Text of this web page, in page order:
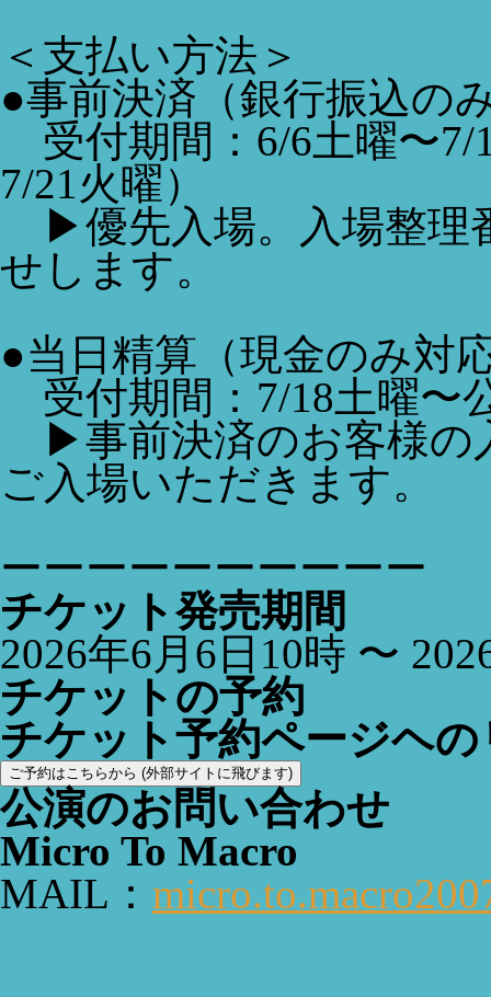
＜支払い方法＞
●事前決済（銀行振込の
受付期間：6/6土曜〜7/
7/21火曜）
▶︎優先入場。入場整理
せします。
●当日精算（現金のみ対
受付期間：7/18土曜〜
▶︎事前決済のお客様の
ご入場いただきます。
ーーーーーーーーーー
チケット発売期間
2026年6月6日10時 〜
チケットの予約
チケット予約ページヘ
ご予約はこちらから (外部サイトに飛びます)
公演のお問い合わせ
Micro To Macro
MAIL：